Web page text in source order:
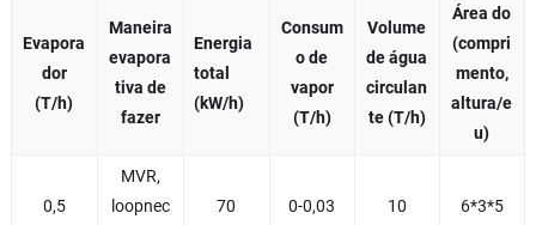
Evapora
dor
(T/h)
Maneira
evapora
tiva de
fazer
Energia
total
(kW/h)
Consum
o de
vapor
(T/h)
Volume
de água
circulan
te (T/h)
Área do
(compri
mento,
altura/e
u)
0,5
MVR,
loopnec
70 0-0,03 10 6*3*5